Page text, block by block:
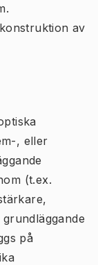
av
, eller
(t.ex.
på